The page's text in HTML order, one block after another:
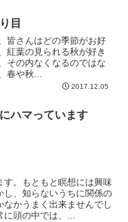
目
皆さんはどの季節がお好
紅葉の見られる秋が好き
その内なくなるのではな
春や秋...
2017.12.05
ハマっています
す。もともと瞑想には興味
し、知らないうちに関係の
かうまく出来ませんでし
に頭の中では、...